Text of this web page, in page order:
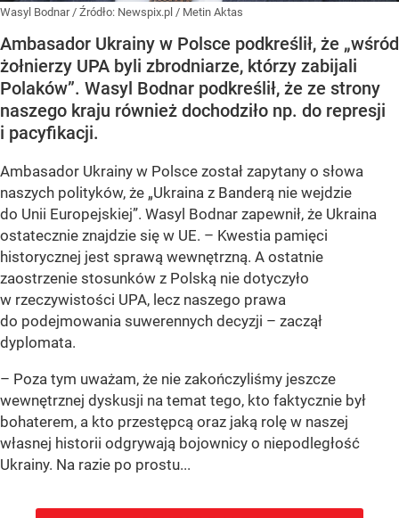
Wasyl Bodnar/ Źródło: Newspix.pl / Metin Aktas
Ambasador Ukrainy w Polsce podkreślił, że „wśród
żołnierzy UPA byli zbrodniarze, którzy zabijali
Polaków”. Wasyl Bodnar podkreślił, że ze strony
naszego kraju również dochodziło np. do represji
i pacyfikacji.
Ambasador Ukrainy w Polsce został zapytany o słowa
naszych polityków, że „Ukraina z Banderą nie wejdzie
do Unii Europejskiej”. Wasyl Bodnar zapewnił, że Ukraina
ostatecznie znajdzie się w UE. – Kwestia pamięci
historycznej jest sprawą wewnętrzną. A ostatnie
zaostrzenie stosunków z Polską nie dotyczyło
w rzeczywistości UPA, lecz naszego prawa
do podejmowania suwerennych decyzji – zaczął
dyplomata.
– Poza tym uważam, że nie zakończyliśmy jeszcze
wewnętrznej dyskusji na temat tego, kto faktycznie był
bohaterem, a kto przestępcą oraz jaką rolę w naszej
własnej historii odgrywają bojownicy o niepodległość
Ukrainy. Na razie po prostu...